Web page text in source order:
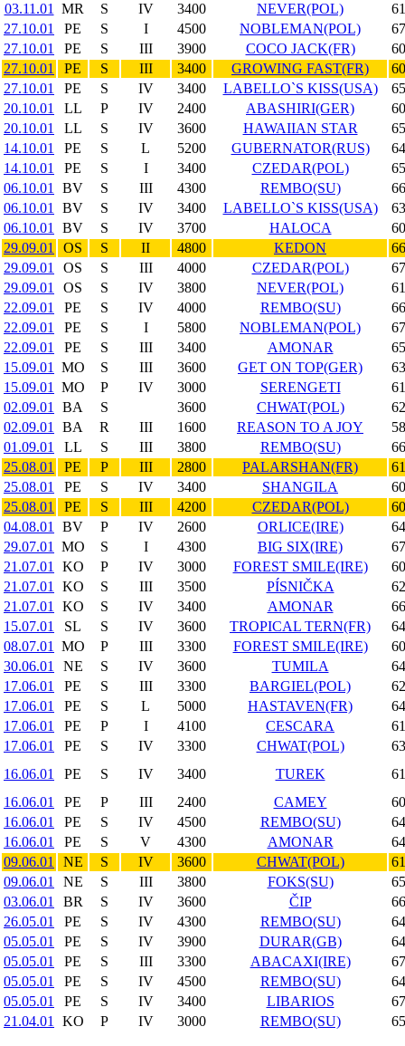
03.11.01
MR S IV 3400 NEVER(POL)
27.10.01
PE S I 4500 NOBLEMAN(POL)
27.10.01
PE S III 3900 COCO JACK(FR)
27.10.01
PE S III 3400 GROWING FAST(FR)
27.10.01
PE S IV 3400 LABELLO`S KISS(USA)
20.10.01
LL P IV 2400 ABASHIRI(GER)
20.10.01
LL S IV 3600 HAWAIIAN STAR
14.10.01
PE S L 5200 GUBERNATOR(RUS)
14.10.01
PE S I 3400 CZEDAR(POL)
06.10.01
BV S III 4300 REMBO(SU)
06.10.01
BV S IV 3400 LABELLO`S KISS(USA)
06.10.01
BV S IV 3700 HALOCA
29.09.01
OS S II 4800 KEDON
29.09.01
OS S III 4000 CZEDAR(POL)
29.09.01
OS S IV 3800 NEVER(POL)
22.09.01
PE S IV 4000 REMBO(SU)
22.09.01
PE S I 5800 NOBLEMAN(POL)
22.09.01
PE S III 3400 AMONAR
15.09.01
MO S III 3600 GET ON TOP(GER)
15.09.01
MO P IV 3000 SERENGETI
02.09.01
BA S 3600 CHWAT(POL)
02.09.01
BA R III 1600 REASON TO A JOY
01.09.01
LL S III 3800 REMBO(SU)
25.08.01
PE P III 2800 PALARSHAN(FR)
25.08.01
PE S IV 3400 SHANGILA
25.08.01
PE S III 4200 CZEDAR(POL)
04.08.01
BV P IV 2600 ORLICE(IRE)
29.07.01
MO S I 4300 BIG SIX(IRE)
21.07.01
KO P IV 3000 FOREST SMILE(IRE)
21.07.01
KO S III 3500 PÍSNIČKA
21.07.01
KO S IV 3400 AMONAR
15.07.01
SL S IV 3600 TROPICAL TERN(FR)
08.07.01
MO P III 3300 FOREST SMILE(IRE)
30.06.01
NE S IV 3600 TUMILA
17.06.01
PE S III 3300 BARGIEL(POL)
17.06.01
PE S L 5000 HASTAVEN(FR)
17.06.01
PE P I 4100 CESCARA
17.06.01
PE S IV 3300 CHWAT(POL)
16.06.01
PE S IV 3400 TUREK
16.06.01
PE P III 2400 CAMEY
16.06.01
PE S IV 4500 REMBO(SU)
16.06.01
PE S V 4300 AMONAR
09.06.01
NE S IV 3600 CHWAT(POL)
09.06.01
NE S III 3800 FOKS(SU)
03.06.01
BR S IV 3600 ČIP
26.05.01
PE S IV 4300 REMBO(SU)
05.05.01
PE S IV 3900 DURAR(GB)
05.05.01
PE S III 3300 ABACAXI(IRE)
05.05.01
PE S IV 4500 REMBO(SU)
05.05.01
PE S IV 3400 LIBARIOS
21.04.01
KO P IV 3000 REMBO(SU)